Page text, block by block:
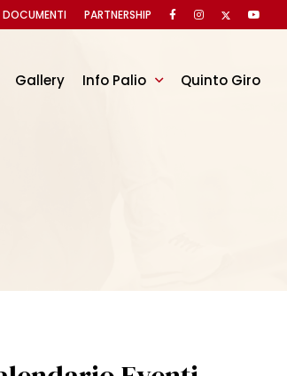
Gallery Info Palio Quinto Giro
DOCUMENTI PARTNERSHIP